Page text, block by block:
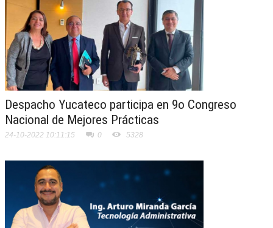
Despacho Yucateco participa en 9o Congreso
Nacional de Mejores Prácticas
24-10-2022 10:11:15 0 5328